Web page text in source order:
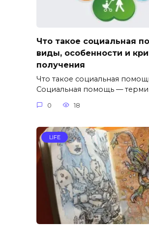
Что такое социальная
виды, особенности и
получения
Что такое социальная
Социальная помощь —
0 18
LIFE